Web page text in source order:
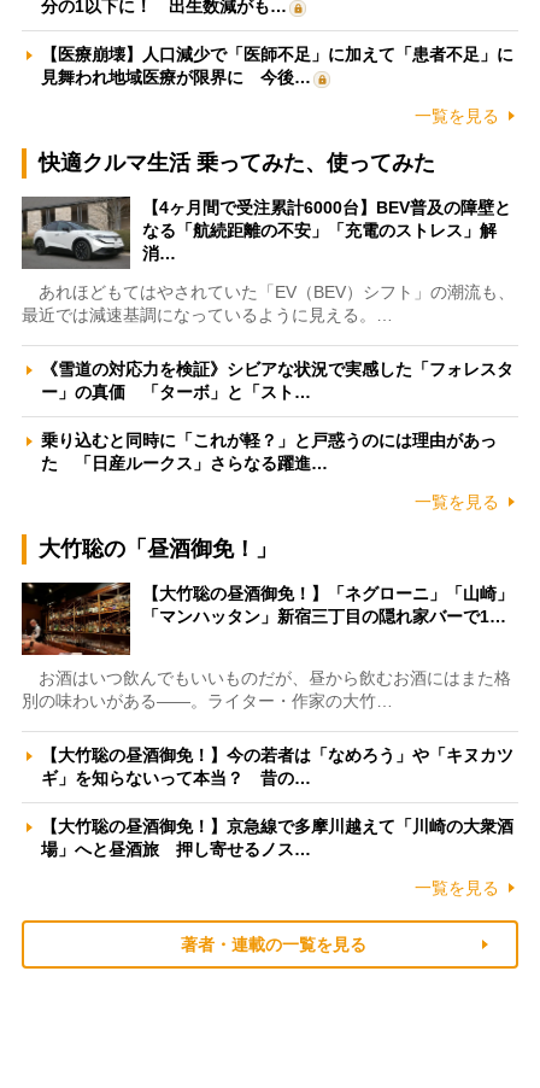
分の1以下に！ 出生数減がも…
【医療崩壊】人口減少で「医師不足」に加えて「患者不足」に
見舞われ地域医療が限界に 今後…
一覧を見る
快適クルマ生活 乗ってみた、使ってみた
【4ヶ月間で受注累計6000台】BEV普及の障壁と
なる「航続距離の不安」「充電のストレス」解
消…
あれほどもてはやされていた「EV（BEV）シフト」の潮流も、
最近では減速基調になっているように見える。…
《雪道の対応力を検証》シビアな状況で実感した「フォレスタ
ー」の真価 「ターボ」と「スト…
乗り込むと同時に「これが軽？」と戸惑うのには理由があっ
た 「日産ルークス」さらなる躍進…
一覧を見る
大竹聡の「昼酒御免！」
【大竹聡の昼酒御免！】「ネグローニ」「山崎」
「マンハッタン」新宿三丁目の隠れ家バーで1…
お酒はいつ飲んでもいいものだが、昼から飲むお酒にはまた格
別の味わいがある――。ライター・作家の大竹…
【大竹聡の昼酒御免！】今の若者は「なめろう」や「キヌカツ
ギ」を知らないって本当？ 昔の…
【大竹聡の昼酒御免！】京急線で多摩川越えて「川崎の大衆酒
場」へと昼酒旅 押し寄せるノス…
一覧を見る
著者・連載の一覧を見る